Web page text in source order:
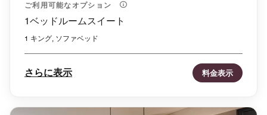
ご利用可能なオプション
1ベッドルームスイート
1 キング, ソファベッド
さらに表示 料金表示